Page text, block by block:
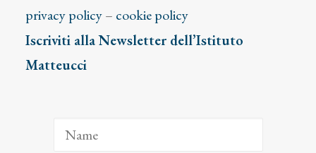
privacy policy– cookie policy
Iscriviti alla Newsletter dell’Istituto
Matteucci